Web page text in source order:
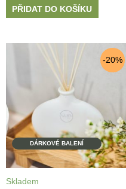
PŘIDAT DO KOŠÍKU
-20%
DÁRKOVÉ BALENÍ
Skladem